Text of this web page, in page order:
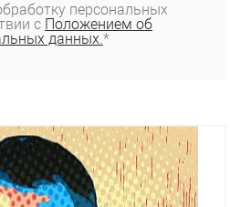
персональных
с Положением об
данных.*